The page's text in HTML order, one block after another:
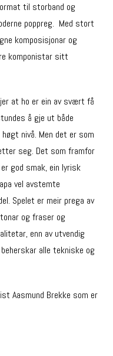
til storband og
poppreg. Med stort
komposisjonar og
komponistar sitt
at ho er ein av svært få
å gje ut både
nivå. Men det er som
seg. Det som framfor
god smak, ein lyrisk
vel avstemte
Spelet er meir prega av
og fraser og
enn av utvendig
alle tekniske og
Aasmund Brekke som er